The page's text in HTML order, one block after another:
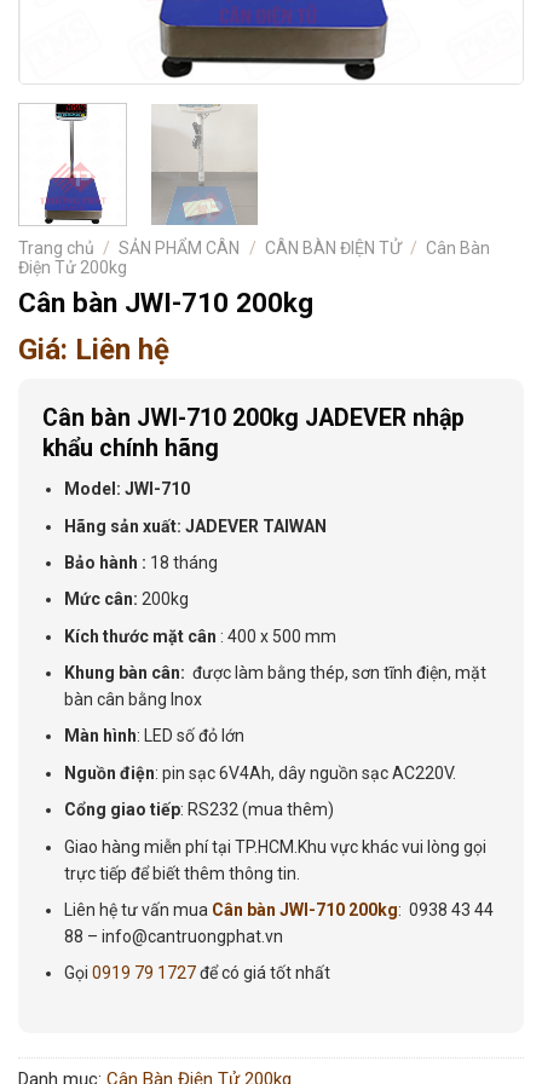
Trang chủ / SẢN PHẨM CÂN / CÂN BÀN ĐIỆN TỬ / Cân Bàn
Điện Tử 200kg
Cân bàn JWI-710 200kg
Giá: Liên hệ
Cân bàn JWI-710 200kg JADEVER nhập
khẩu chính hãng
Model: JWI-710
Hãng sản xuất: JADEVER TAIWAN
Bảo hành : 18 tháng
Mức cân: 200kg
Kích thước mặt cân : 400 x 500 mm
Khung bàn cân: được làm bằng thép, sơn tĩnh điện, mặt
bàn cân bằng Inox
Màn hình: LED số đỏ lớn
Nguồn điện: pin sạc 6V4Ah, dây nguồn sạc AC220V.
Cổng giao tiếp: RS232 (mua thêm)
Giao hàng miễn phí tại TP.HCM.Khu vực khác vui lòng gọi
trực tiếp để biết thêm thông tin.
Liên hệ tư vấn mua Cân bàn JWI-710 200kg: 0938 43 44
88 – info@cantruongphat.vn
Gọi0919 79 1727để có giá tốt nhất
Danh mục: Cân Bàn Điện Tử 200kg